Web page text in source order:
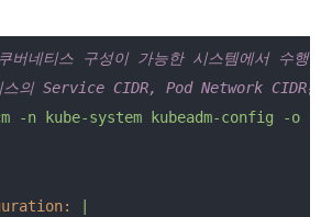
버네티스 구성이 가능한 시스템에서 수행합
스의 Service CIDR, Pod Network CIDR은
-n kube-system kubeadm-config -o